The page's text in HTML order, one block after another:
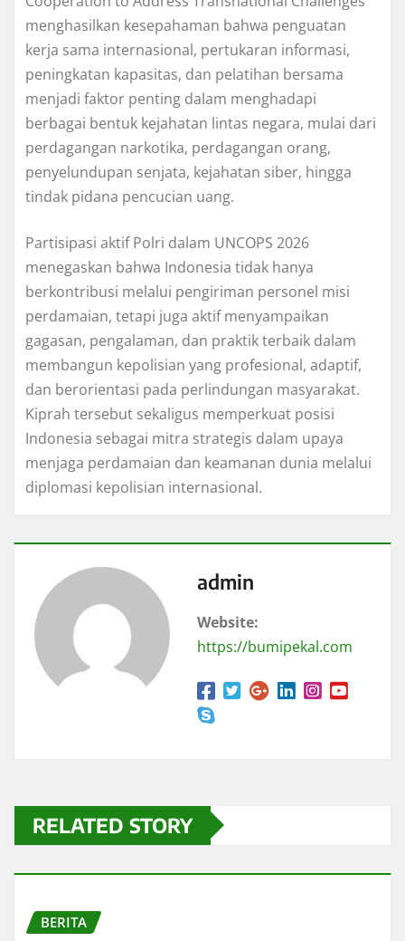
menghasilkan kesepahaman bahwa penguatan
kerja sama internasional, pertukaran informasi,
peningkatan kapasitas, dan pelatihan bersama
menjadi faktor penting dalam menghadapi
berbagai bentuk kejahatan lintas negara, mulai dari
perdagangan narkotika, perdagangan orang,
penyelundupan senjata, kejahatan siber, hingga
tindak pidana pencucian uang.
Partisipasi aktif Polri dalam UNCOPS 2026
menegaskan bahwa Indonesia tidak hanya
berkontribusi melalui pengiriman personel misi
perdamaian, tetapi juga aktif menyampaikan
gagasan, pengalaman, dan praktik terbaik dalam
membangun kepolisian yang profesional, adaptif,
dan berorientasi pada perlindungan masyarakat.
Kiprah tersebut sekaligus memperkuat posisi
Indonesia sebagai mitra strategis dalam upaya
menjaga perdamaian dan keamanan dunia melalui
diplomasi kepolisian internasional.
admin
Website:
https://bumipekal.com
RELATED STORY
BERITA